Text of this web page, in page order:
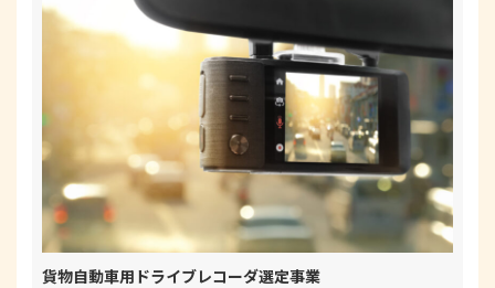
貨物自動車用ドライブレコーダ選定事業